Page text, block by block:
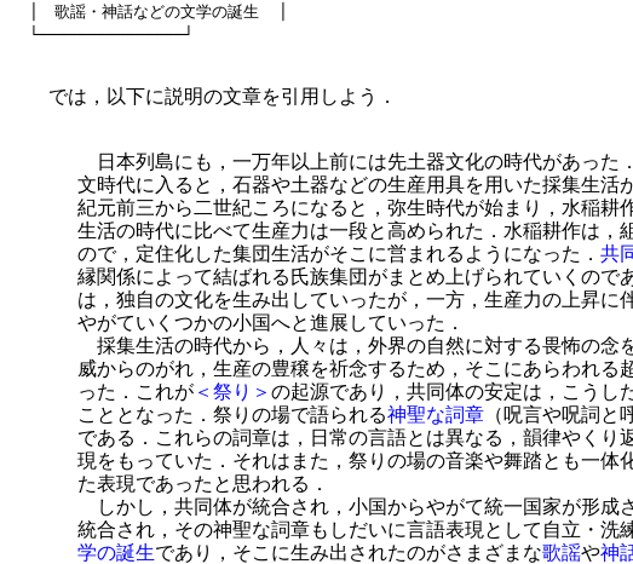
│　歌謡・神話などの文学の誕生  │
では，以下に説明の文章を引用しよう．
日本列島にも，一万年以上前には先土器文化の時代があった
文時代に入ると，石器や土器などの生産用具を用いた採集生活
紀元前三から二世紀ころになると，弥生時代が始まり，水稲耕
生活の時代に比べて生産力は一段と高められた．水稲耕作は，
ので，定住化した集団生活がそこに営まれるようになった． 共
縁関係によって結ばれる氏族集団がまとめ上げられていくので
は，独自の文化を生み出していったが，一方，生産力の上昇に
やがていくつかの小国へと進展していった．
採集生活の時代から，人々は，外界の自然に対する畏怖の念
威からのがれ，生産の豊穣を祈念するため，そこにあらわれる
った．これが ＜祭り＞ の起源であり，共同体の安定は，こうし
こととなった．祭りの場で語られる神聖な詞章 （呪言や呪詞と
である．これらの詞章は，日常の言語とは異なる，韻律やくり
現をもっていた．それはまた，祭りの場の音楽や舞踏とも一体
た表現であったと思われる．
しかし，共同体が統合され，小国からやがて統一国家が形成
統合され，その神聖な詞章もしだいに言語表現として自立・洗
学の誕生であり，そこに生み出されたのがさまざまな歌謡や神